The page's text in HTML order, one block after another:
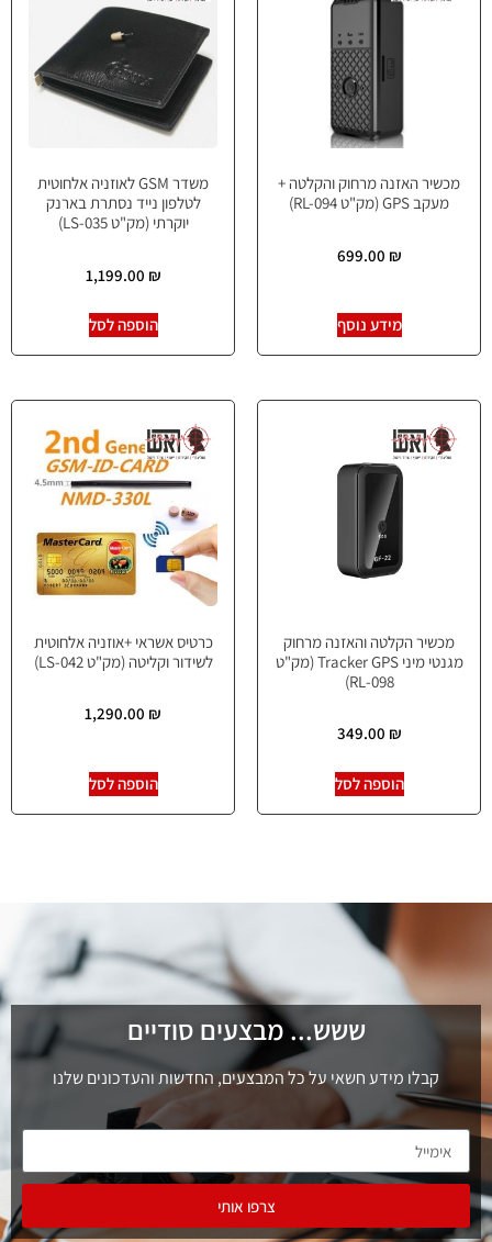
​מכשיר האזנה מרחוק והקלטה +
מעקב GPS (מק"ט RL-094)
699.00 ₪
מידע נוסף
משדר GSM לאוזניה אלחוטית
לטלפון נייד נסתרת בארנק
יוקרתי (מק"ט LS-035)
1,199.00 ₪
הוספה לסל
מכשיר הקלטה והאזנה מרחוק
מגנטי מיני Tracker GPS (מק"ט
098-RL)
349.00 ₪
הוספה לסל
כרטיס אשראי +אוזניה אלחוטית
לשידור וקליטה (מק"ט LS-042)
1,290.00 ₪
הוספה לסל
ששש... מבצעים סודיים
קבלו מידע חשאי על כל המבצעים, החדשות והעדכונים שלנו
צרפו אותי